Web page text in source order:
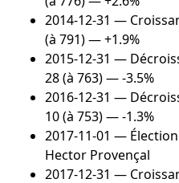
2014-12-31 —
(à 791) — +1.9%
2015-12-31 —
28 (à 763) — -3.5%
2016-12-31 —
10 (à 753) — -1.3%
2017-11-01 —
Hector Provençal
2017-12-31 —